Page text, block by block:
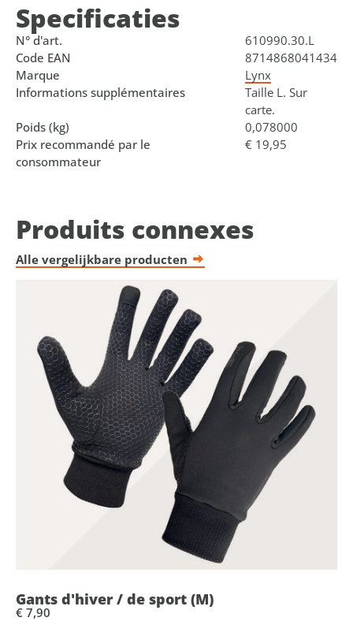
Specificaties
N° d'art.
610990.30.L
Code EAN
8714868041434
Marque
Lynx
Informations supplémentaires
Taille L. Sur
carte.
Poids (kg)
0,078000
Prix recommandé par le
consommateur
€ 19,95
Produits connexes
Alle vergelijkbare producten
Gants d'hiver / de sport (M)
€ 7,90